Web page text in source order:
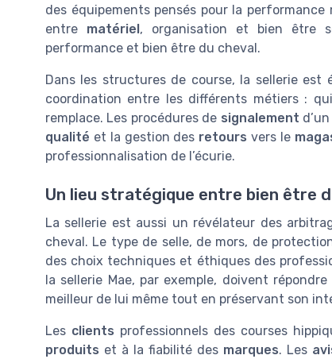
des équipements pensés pour la
entre matériel , organisation et bien être
performance et bien être du cheval.
Dans les structures de course, la sellerie est
coordination entre les différents métiers :
remplace. Les procédures de signalement
qualité et la gestion des retours vers le
professionnalisation de l’écurie.
Un lieu stratégique entre bien être
La sellerie est aussi un révélateur des
cheval. Le type de selle, de mors, de
des choix techniques et éthiques des
la sellerie Mae, par exemple, doivent
meilleur de lui même tout en préservant son
Les clients professionnels des courses
produits et à la fiabilité des marques. Les